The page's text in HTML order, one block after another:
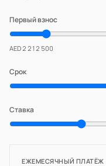
Первый взнос
AED 2 212 500
Срок
Ставка
ЕЖЕМЕСЯЧНЫЙ ПЛАТЁЖ